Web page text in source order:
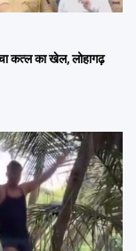
कत्ल का खेल, लोहागढ़